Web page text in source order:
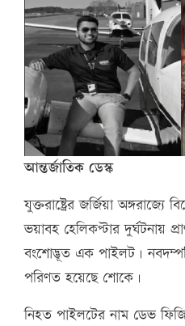
আন্তর্জাতিক ডেস্ক
যুক্তরাষ্ট্রের জর্জিয়া
ভয়াবহ হেলিকপ্টার দুর্ঘটনায়
বংশোদ্ভূত এক পাইলট।
পরিণত হয়েছে শোকে।
নিহত পাইলটের নাম ডেভ